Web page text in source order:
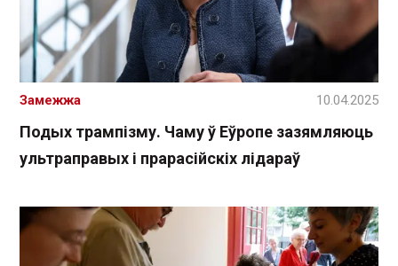
Подых трампізму. Чаму ў Еўропе зазямляюць
ультраправых і прарасійскіх лідараў
Замежжа 10.04.2025